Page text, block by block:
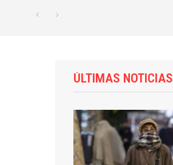
ÚLTIMAS NOTICIAS